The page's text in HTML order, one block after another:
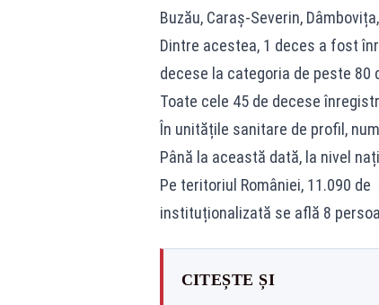
Buzău, Caraș-Severin,
Dintre acestea, 1 deces a fost
decese la categoria de peste 80
Toate cele 45 de decese
În unitățile sanitare de profil,
Până la această dată, la nivel
Pe teritoriul României, 11.090
instituționalizată se află 8
CITEȘTE ȘI